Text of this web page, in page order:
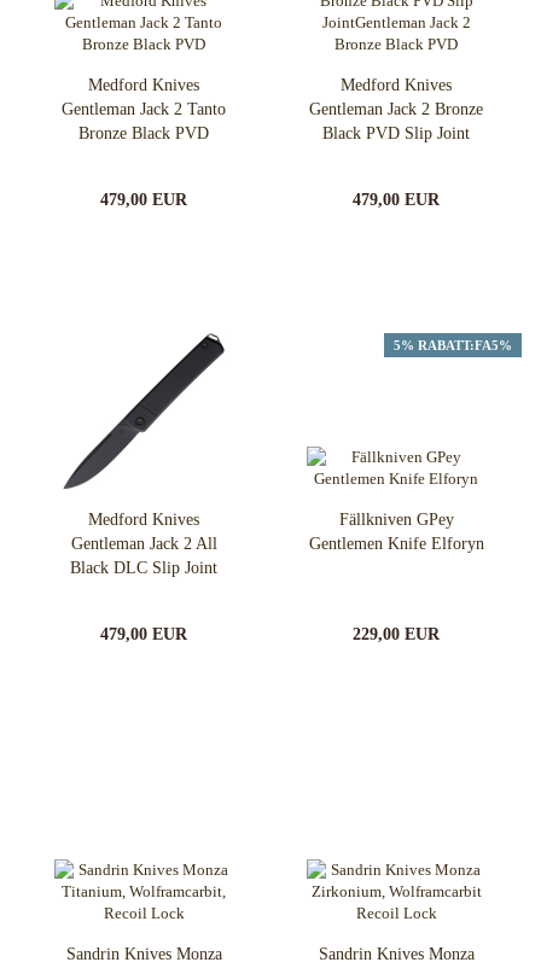
Medford Knives
Gentleman Jack 2 Tanto
Bronze Black PVD
479,00 EUR
Medford Knives
Gentleman Jack 2 Bronze
Black PVD Slip Joint
479,00 EUR
Medford Knives
Gentleman Jack 2 All
Black DLC Slip Joint
479,00 EUR
5% RABATT:FA5%
Fällkniven GPey
Gentlemen Knife Elforyn
229,00 EUR
Sandrin Knives Monza Sandrin Knives Monza